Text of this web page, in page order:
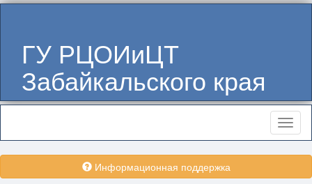
ГУ РЦОИиЦТ
Забайкальского края
Меню
Информационная поддержка